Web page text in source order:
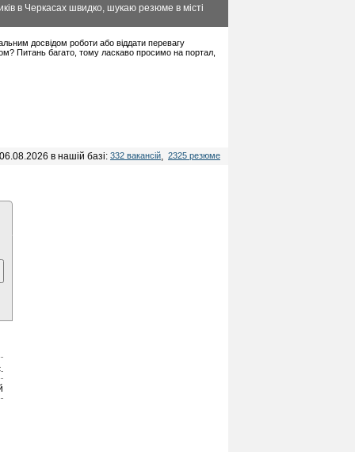
в Черкасах швидко, шукаю резюме в місті
досвідом роботи або віддати перевагу
Питань багато, тому ласкаво просимо на портал,
в нашій базі: 332 вакансій, 2325 резюме